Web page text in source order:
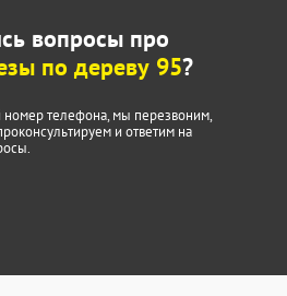
вопросы про
по дереву 95?
номер телефона, мы перезвоним,
и ответим на